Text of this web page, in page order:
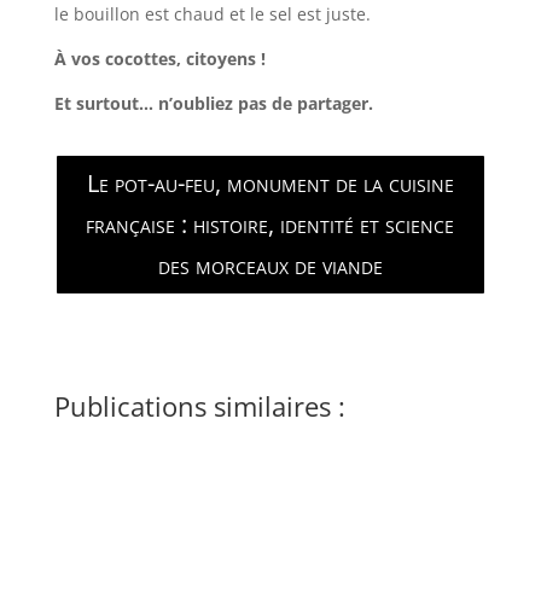
le bouillon est chaud et le sel est juste.
À vos cocottes, citoyens !
Et surtout… n’oubliez pas de partager.
Le pot-au-feu, monument de la cuisine
française : histoire, identité et science
des morceaux de viande
Publications similaires :